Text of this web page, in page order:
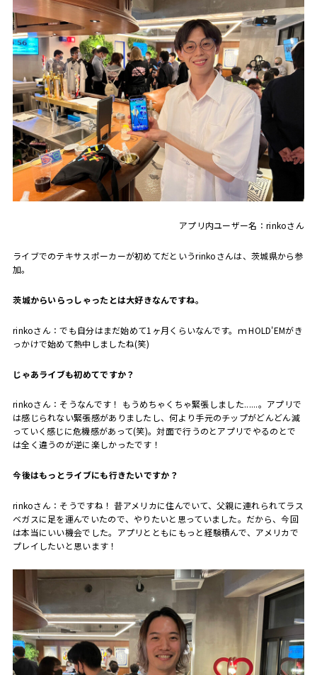
アプリ内ユーザー名：rinkoさん
ライブでのテキサスポーカーが初めてだというrinkoさんは、茨城県から参
加。
――茨城からいらっしゃったとは大好きなんですね。
rinkoさん：でも自分はまだ始めて1ヶ月くらいなんです。ｍ HOLD'EMがき
っかけで始めて熱中しましたね(笑)
――じゃあライブも初めてですか？
rinkoさん：そうなんです！ もうめちゃくちゃ緊張しました......。アプリで
は感じられない緊張感がありましたし、何より手元のチップがどんどん減
っていく感じに危機感があって(笑)。対面で行うのとアプリでやるのとで
は全く違うのが逆に楽しかったです！
――今後はもっとライブにも行きたいですか？
rinkoさん：そうですね！ 昔アメリカに住んでいて、父親に連れられてラス
ベガスに足を運んでいたので、やりたいと思っていました。だから、今回
は本当にいい機会でした。アプリとともにもっと経験積んで、アメリカで
プレイしたいと思います！